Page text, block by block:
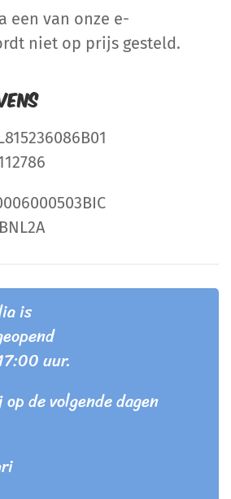
een van onze e-
niet op prijs gesteld.
is
uur.
de volgende dagen